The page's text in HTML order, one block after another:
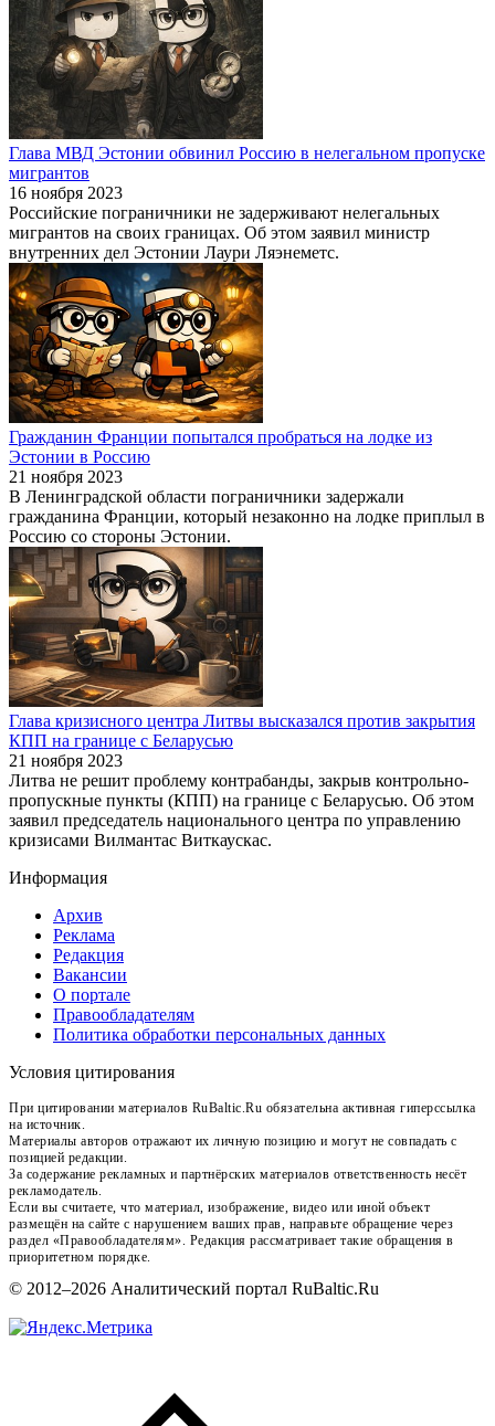
Глава МВД Эстонии обвинил Россию в нелегальном пропуске
мигрантов
16 ноября 2023
Российские пограничники не задерживают нелегальных
мигрантов на своих границах. Об этом заявил министр
внутренних дел Эстонии Лаури Ляэнеметс.
Гражданин Франции попытался пробраться на лодке из
Эстонии в Россию
21 ноября 2023
В Ленинградской области пограничники задержали
гражданина Франции, который незаконно на лодке приплыл в
Россию со стороны Эстонии.
Глава кризисного центра Литвы высказался против закрытия
КПП на границе с Беларусью
21 ноября 2023
Литва не решит проблему контрабанды, закрыв контрольно-
пропускные пункты (КПП) на границе с Беларусью. Об этом
заявил председатель национального центра по управлению
кризисами Вилмантас Виткаускас.
Информация
Архив
Реклама
Редакция
Вакансии
О портале
Правообладателям
Политика обработки персональных данных
Условия цитирования
При цитировании материалов RuBaltic.Ru обязательна активная гиперссылка
на источник.
Материалы авторов отражают их личную позицию и могут не совпадать с
позицией редакции.
За содержание рекламных и партнёрских материалов ответственность несёт
рекламодатель.
Если вы считаете, что материал, изображение, видео или иной объект
размещён на сайте с нарушением ваших прав, направьте обращение через
раздел «Правообладателям». Редакция рассматривает такие обращения в
приоритетном порядке.
© 2012–2026 Аналитический портал RuBaltic.Ru